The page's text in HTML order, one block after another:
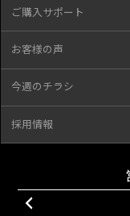
ご購入サポート
お客様の声
今週のチラシ
採用情報